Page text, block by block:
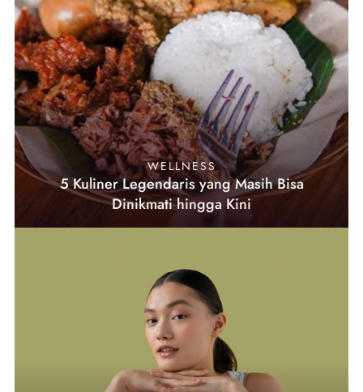
WELLNESS
5 Kuliner Legendaris yang Masih Bisa
Dinikmati hingga Kini